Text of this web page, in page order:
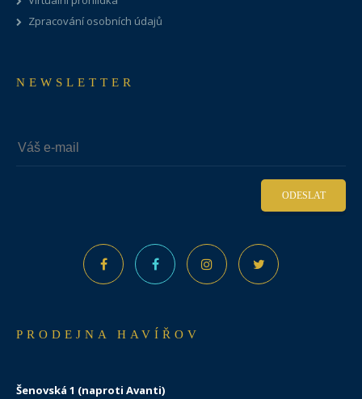
Zpracování osobních údajů
NEWSLETTER
ODESLAT
PRODEJNA HAVÍŘOV
Šenovská 1 (naproti Avanti)